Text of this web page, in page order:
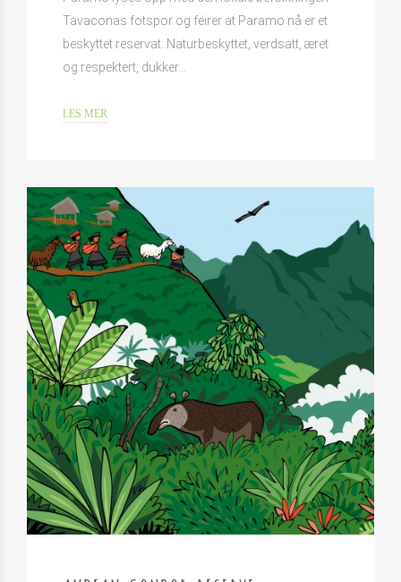
Tavaconas fotspor og feirer at Paramo nå er et
beskyttet reservat. Naturbeskyttet, verdsatt, æret
og respektert, dukker…
LES MER